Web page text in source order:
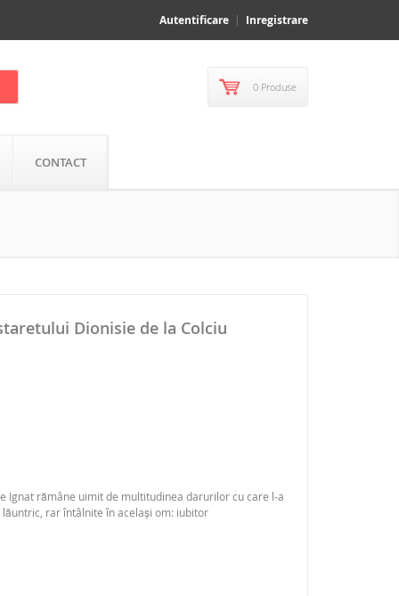
Autentificare Inregistrare
0 Produse
CONTACT
Dionisie de la Colciu
Ignat rămâne uimit de multitudinea darurilor cu care l-a
rar întâlnite în același om: iubitor